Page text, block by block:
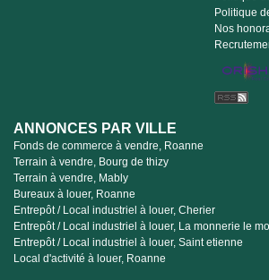
Politique
Nos
ANNONCES PAR VILLE
Fonds de commerce à vendre, Roanne
Terrain à vendre, Bourg de thizy
Terrain à vendre, Mably
Bureaux à louer, Roanne
Entrepôt / Local industriel à louer, Cherier
Entrepôt / Local industriel à louer, La monnerie le
Entrepôt / Local industriel à louer, Saint etienne
Local d'activité à louer, Roanne